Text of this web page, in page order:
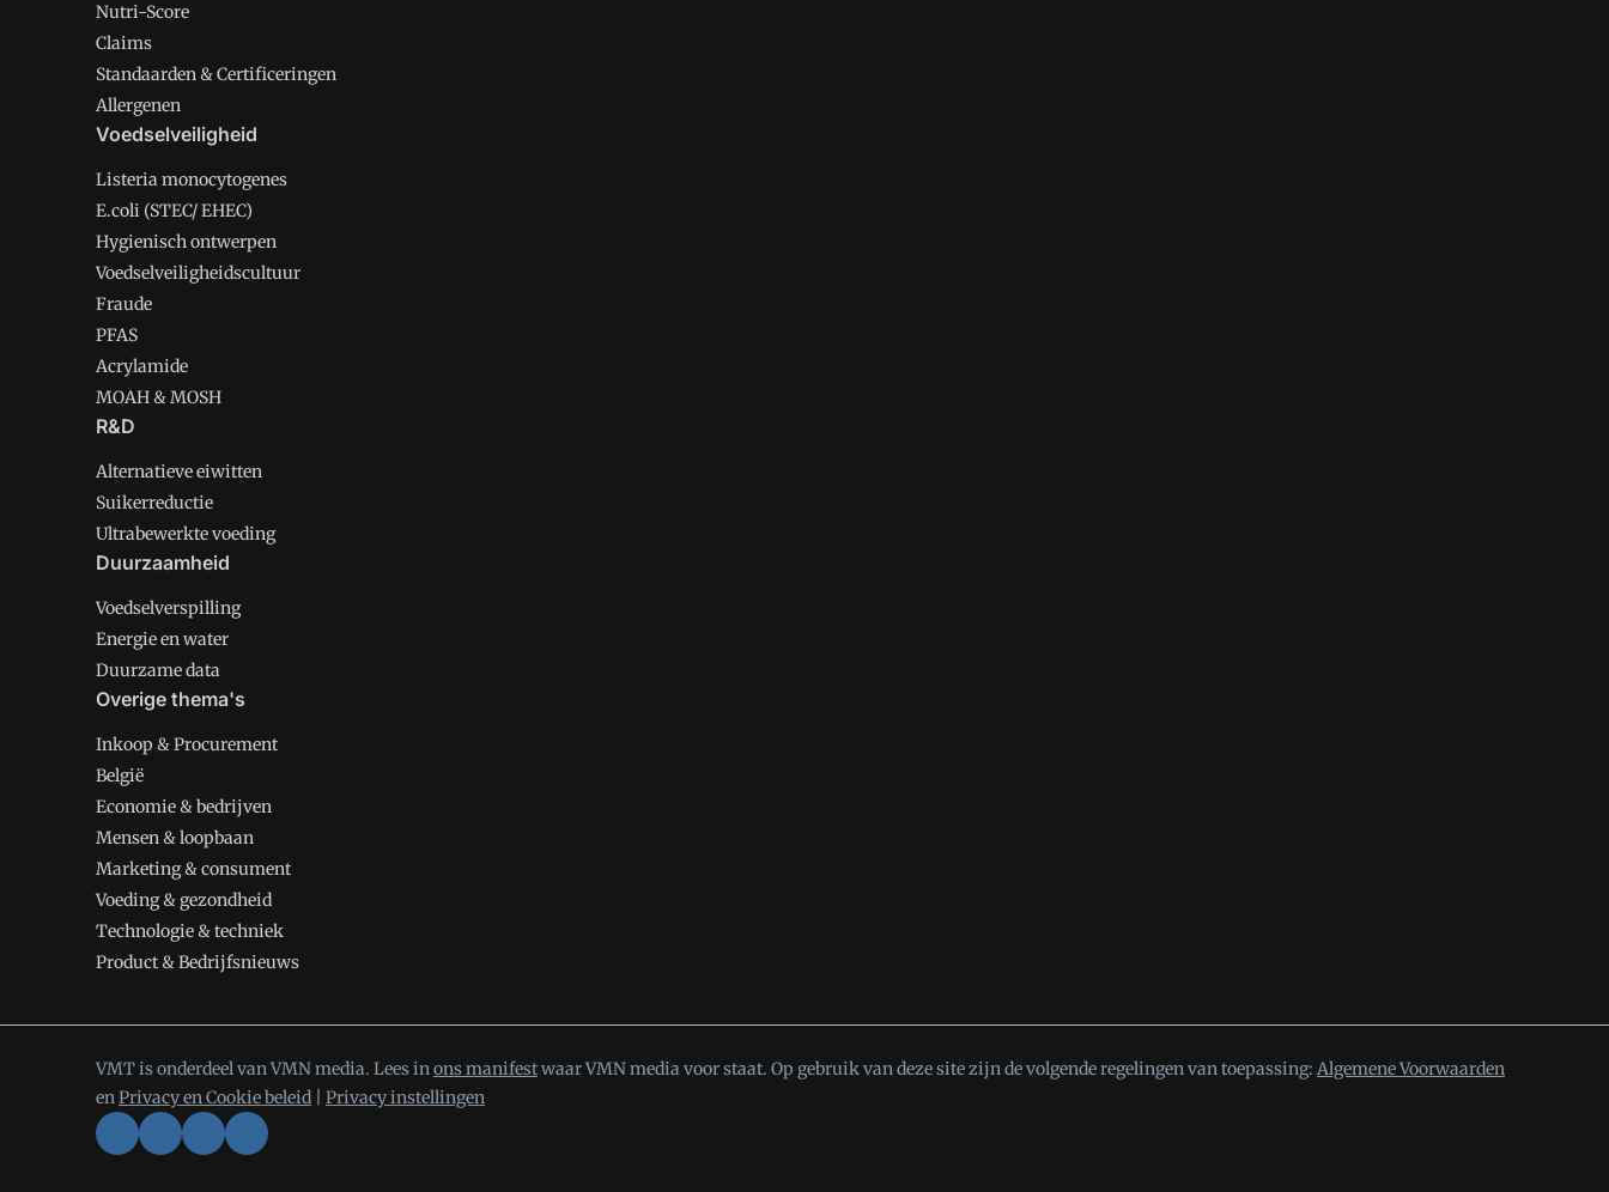
Nutri-Score
Claims
Standaarden & Certificeringen
Allergenen
Voedselveiligheid
Listeria monocytogenes
E.coli (STEC/ EHEC)
Hygienisch ontwerpen
Voedselveiligheidscultuur
Fraude
PFAS
Acrylamide
MOAH & MOSH
R&D
Alternatieve eiwitten
Suikerreductie
Ultrabewerkte voeding
Duurzaamheid
Voedselverspilling
Energie en water
Duurzame data
Overige thema's
Inkoop & Procurement
België
Economie & bedrijven
Mensen & loopbaan
Marketing & consument
Voeding & gezondheid
Technologie & techniek
Product & Bedrijfsnieuws
VMT is onderdeel van VMN media. Lees inons manifestwaar VMN media voor staat. Op gebruik van deze site zijn de volgende regelingen van toepassing: Algemene Voorwaarden
enPrivacy en Cookie beleid Privacy instellingen